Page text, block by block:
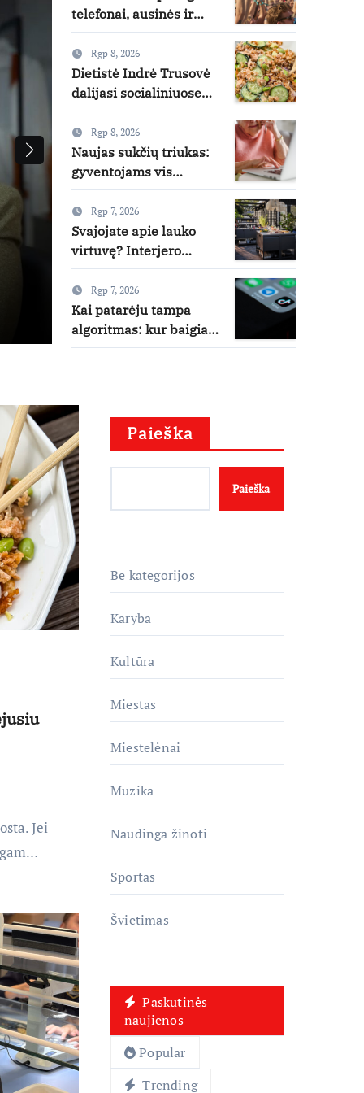
Miesto gamtos ir
festivalis „Drevės“
kaunoaleja.lt
telefonai, ausinės ir
laikrodžiai – ekspertai
primena apie
didžiausias finansines
rizikas
Rgp 8, 2026
Dietistė Indrė Trusovė
dalijasi socialiniuose
tinkluose
išpopuliarėjusiu lašišos
salotų receptu
Rgp 8, 2026
Naujas sukčių triukas:
gyventojams vis
dažniau skambina per
„Viber“
Rgp 7, 2026
Svajojate apie lauko
virtuvę? Interjero
dizainerė pataria, nuo
ko pradėti
Rgp 7, 2026
Kai patarėju tampa
algoritmas: kur baigiasi
pagalba ir prasideda
Jei
Paieška
Paieška
Be kategorijos
Karyba
Kultūra
Miestas
Miestelėnai
Muzika
Naudinga žinoti
Sportas
Švietimas
Paskutinės
naujienos
Popular
Trending